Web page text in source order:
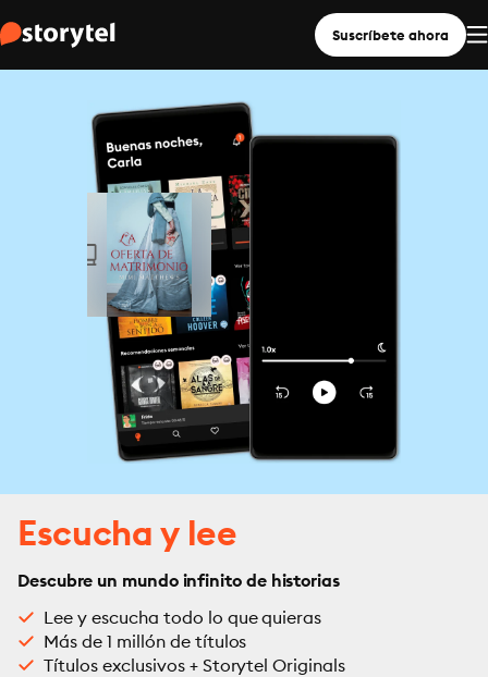
Suscríbete ahora
Escucha y lee
Descubre un mundo infinito de historias
Lee y escucha todo lo que quieras
Más de 1 millón de títulos
Títulos exclusivos + Storytel Originals